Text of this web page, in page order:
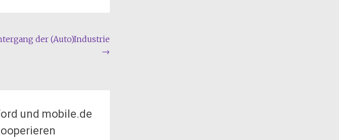
der (Auto)Industrie
→
und mobile.de